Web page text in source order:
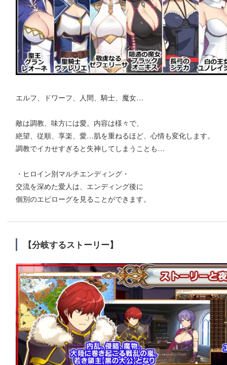
エルフ、ドワーフ、人間、騎士、魔女…
敵は調教、味方には愛。内容は様々で、
絶望、従順、享楽、愛…肌を重ねるほど、心情も変化します。
調教でイカせすぎると失神してしまうことも…
・ヒロイン別マルチエンディング・
交流を深めた愛人は、エンディング後に
個別のエピローグを見ることができます。
【分岐するストーリー】